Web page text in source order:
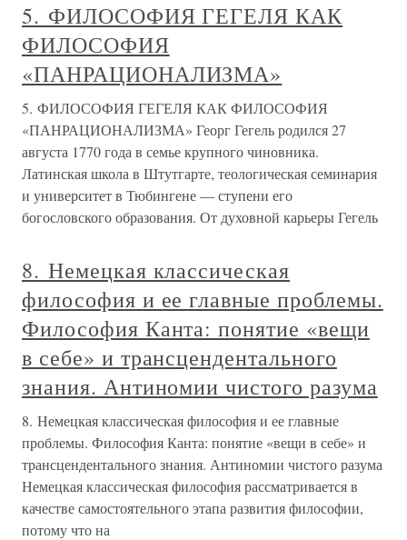
5. ФИЛОСОФИЯ ГЕГЕЛЯ КАК
ФИЛОСОФИЯ
«ПАНРАЦИОНАЛИЗМА»
5. ФИЛОСОФИЯ ГЕГЕЛЯ КАК ФИЛОСОФИЯ
«ПАНРАЦИОНАЛИЗМА» Георг Гегель родился 27
августа 1770 года в семье крупного чиновника.
Латинская школа в Штутгарте, теологическая семинария
и университет в Тюбингене — ступени его
богословского образования. От духовной карьеры Гегель
8. Немецкая классическая
философия и ее главные проблемы.
Философия Канта: понятие «вещи
в себе» и трансцендентального
знания. Антиномии чистого разума
8. Немецкая классическая философия и ее главные
проблемы. Философия Канта: понятие «вещи в себе» и
трансцендентального знания. Антиномии чистого разума
Немецкая классическая философия рассматривается в
качестве самостоятельного этапа развития философии,
потому что на